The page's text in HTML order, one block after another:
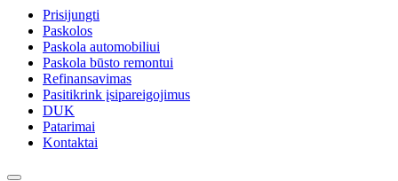
Prisijungti
Paskolos
Paskola automobiliui
Paskola būsto remontui
Refinansavimas
Pasitikrink įsipareigojimus
DUK
Patarimai
Kontaktai